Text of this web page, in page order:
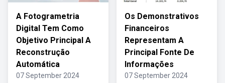
A Fotogrametria
Digital Tem Como
Objetivo Principal A
Reconstrução
Automática
07 September 2024
Os Demonstrativos
Financeiros
Representam A
Principal Fonte De
Informações
07 September 2024